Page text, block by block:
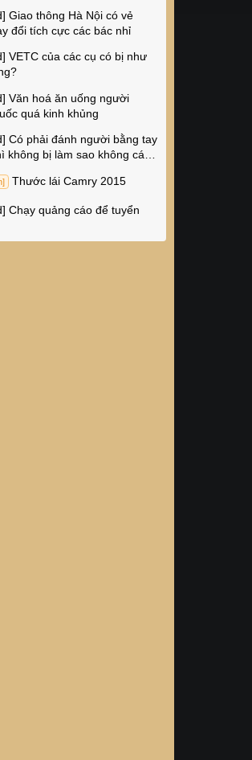
Giao thông Hà Nội có vẻ
đổi tích cực các bác nhỉ
VETC của các cụ có bị như
Văn hoá ăn uống người
quá kinh khủng
Có phải đánh người bằng tay
không bị làm sao không các
Thước lái Camry 2015
Chạy quảng cáo để tuyển